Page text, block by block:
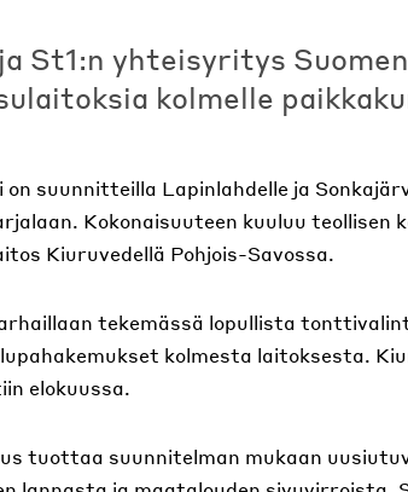
St1:n yhteisyritys
kolmelle
suunnitteilla Lapinlahdelle ja
Kokonaisuuteen kuuluu teollisen
Kiuruvedellä Pohjois-Savossa.
tekemässä lopullista
kolmesta laitoksesta.
elokuussa.
tuottaa suunnitelman mukaan